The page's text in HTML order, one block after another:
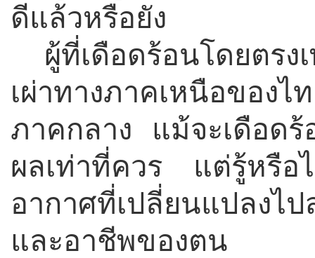
ดีแล้วหรือยัง
ผู้ที่เดือดร้อนโดยตร
เผ่าทางภาคเหนือของ
ภาคกลาง แม้จะเดือดร้
ผลเท่าที่ควร แต่รู้หรือ
อากาศที่เปลี่ยนแปลงไ
และอาชีพของตน